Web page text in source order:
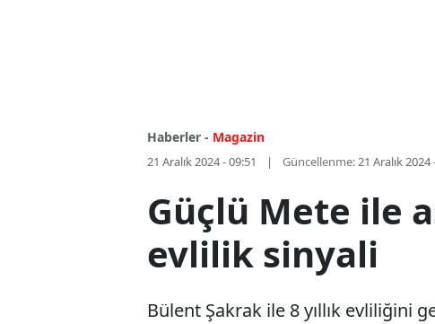
Haberler - Magazin
21 Aralık 2024 - 09:51 Güncellenme:21 Aralık 2024
Güçlü Mete ile
evlilik sinyali
Bülent Şakrak ile 8 yıllık evliliğini